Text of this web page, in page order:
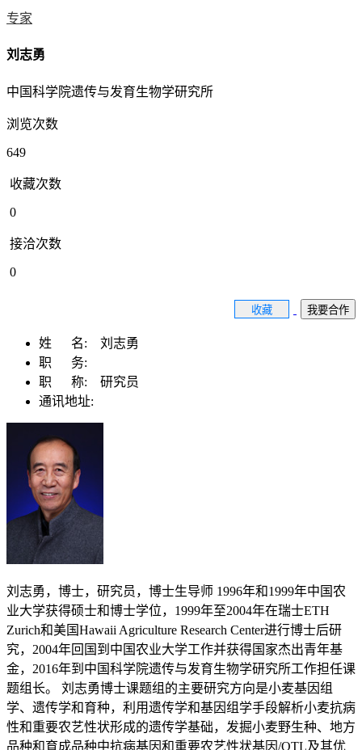
专家
刘志勇
中国科学院遗传与发育生物学研究所
浏览次数
649
收藏次数
0
接洽次数
0
收藏 我要合作
姓 名: 刘志勇
职 务:
职 称: 研究员
通讯地址:
刘志勇，博士，研究员，博士生导师 1996年和1999年中国农业大学获得硕士和博士学位，1999年至2004年在瑞士ETH Zurich和美国Hawaii Agriculture Research Center进行博士后研究，2004年回国到中国农业大学工作并获得国家杰出青年基金，2016年到中国科学院遗传与发育生物学研究所工作担任课题组长。 刘志勇博士课题组的主要研究方向是小麦基因组学、遗传学和育种，利用遗传学和基因组学手段解析小麦抗病性和重要农艺性状形成的遗传学基础，发掘小麦野生种、地方品种和育成品种中抗病基因和重要农艺性状基因/QTL及其优异等位变异，进行种质创新和新品种培育。主要研究内容： 1.小麦抗病基因发掘、精细定位和图位克隆 小麦锈病（条锈病、叶锈病）、白粉病和叶枯病是严重危害小麦生产的重要病害。课题组收集国内外的小麦野生种、地方品种和育成品种，进行系统的抗病性鉴定和遗传分析，利用分子标记定位种质资源中的抗病基因。利用比较基因组学手段，应用高通量SNP分析和下一代测序手段对抗病基因进行精细定位和图位克隆，旨在解析小麦对重要真菌性病害的抗性遗传和分子机理，研究小麦抗病基因的遗传进化和变异机制，开发抗病基因功能标记应用于小麦分子育种。 2.小麦重要农艺性状基因/QTL定位、精细定位和图位克隆 小麦产量构成因素、株型（株高、叶片形态、茎杆质地等）和抗逆性（根系性状）是影响小麦产量的重要农艺性状。课题组以小麦遗传群体和自然群体为材料，利用高通量SNP分析和下一代测序技术进行遗传作图，对控制重要农艺性状的基因/QTL进行定位、精细定位和图位克隆，应用于小麦产量潜力的遗传改良和分子育种。 3.小麦种质创新和新品种培育 综合利用常规育种和分子育种技术手段，创制和培育适于我国小麦主产区的高产、抗病、抗逆、节水种质资源和新品种。 4.短柄草研究 以短柄草为对象，开展抗大麦条纹花叶病毒（BSMV）基因克隆及其与BSMV互作研究。育成品种： 小麦新品种“农大1108”（豫审麦2012004号）主要育种人（第二完成人） 小麦新品种“农大399”（冀审麦2012004号）主要育种人（第二完成人） 小麦新品种“农大408”（京审麦2010001号）主要育种人（第二完成人） 小麦新品种“农大多系1号”（京审麦2008003号）主要育种人（第二完成人） 小麦新品种“农大413”（京审麦2007003号）主要育种人（第二完成人） 小麦新品种“农大318”（津审麦2006002号）主要育种人（第二完成人）获得奖励： 小麦抗病优质多样化基因资源发掘、创新和利用。2015年度，国家科学技术进步二等奖（第二完成人） 小麦锈病和白粉病多样化抗源发掘、创新和利用。2010年度，教育部科技进步一等奖（第二完成人）主要论文：（*通讯作者）Shengnan Zhai, Zhonghu He, Weie Wen, Hui Jin, Jindong Liu, Yong Zhang, ZhiyongLiu, Xianchun Xia (2016) Genome-wide linkage mapping of flour color？related traits and polyphenol oxidase activity in common wheat. Theor Appl Genet 129:377-394Meiyan Liu, Lei Lei, Carol Powers, ZhiyongLiu, Kimberly G. Campbell, Xianming Chen, Robert L. Bowden, Brett F. Carver, Liuling Yan (2016) TaXA21-A1 on chromosome 5AL is associated with resistance to multiple pests in wheat. Theor Appl Genet 129:345-355Ping Lu, Yong Liang, Delin Li, Zhengzhong Wang, Wenbin Li, Guoxin Wang, Yong Wang, Shenghui Zhou, Qiuhong Wu, Jingzhong Xie, Deyun Zhang, Yongxing Chen, Miaomiao Li, Yan Zhang, Qixin Sun, ChengguiHan, ZhiyongLiu* (2016) Fine genetic mapping of spot blotch resistance gene Sb3 in wheat (Triticumaestivum). Theor Appl Genet 129:577-589Qiuhong Wu, Yongxing Chen, Lin Fu, Shenghui Zhou, Jiaojiao Chen, Xiaojie Zhao, Dong Zhang, Shuhong Ouyang, Zhenzhong Wang, Dan Li, Guoxin Wang, Deyun Zhang, Chengguo Yuan Lixin Wang, Mingshan You, Jun Han, ZhiyongLiu* (2016) QTL mapping of flag leaf traits in common wheat using an integrated high-density SSR and SNP genetic linkage map. Euphytica 208:337-351Ping Lu, Jinxia Qin, Guoxin Wang, Lili Wang, Zhenzhong Wang, Qiuhong Wu, Jingzhong Xie, Yong Liang, Yong Wang, Deyun Zhang, Qixin Sun, ZhiyongLiu* (2015) Comparative fine mapping of the Wax 1 (W1) locus in hexaploid wheat. Theor Appl Genet 128(8):1595-1603Yong Liang, De-Yun Zhang, Shuhong Ouyang, Jingzhong Xie, Qiuhong Wu, Zhenzhong Wang, Yu Cui, Ping Lu, Dong Zhang, Zi-Ji Liu, Jie Zhu, Yong-Xing Chen, Yan Zhang, Ming-Cheng Luo, Jan Dvorak, Naxin Huo,Qixin Sun, Yong-Qiang Gu, ZhiyongLiu* (2015) Dynamic evolution of resistance gene analogs in the orthologous genomic regions of powdery mildew resistance gene MlIW170 in Triticumdicoccoidesand Aegilopstauschii. Theor Appl Genet 128(8):1617-1629Zhenzhong Wang, Hanwen Li, Deyun Zhang, Li Guo, Jiaojiao Chen, Yongxing Chen, Qiuhong Wu, Jingzhong Xie, Yan Zhang, Qixin Sun, Jan Dvorak, Ming-Cheng Luo, ZhiyongLiu* (2015) Genetic and physical mapping of powdery mildew resistance gene MlHLT in Chinese wheat landrace Hulutou. Theor Appl Genet 128:365-373Qiu-Hong Wu, Yong-Xing Chen, Sheng-Hui Zhou, Lin Fu, Jiao-Jiao Chen, Yao Xiao, Dong Zhang, Shu-Hong Ouyang, Xiao-Jie Zhao, Yu Cui, De-Yun Zhang, Yong Liang, Zhen-Zhong Wang, Jing-Zhong Xie, Jin-Xia Qin, Guo-Xin Wang, De-Lin Li, Yin-Lian Huang, Mei-Hua Yu, Ping Lu, Li-Li Wang, Ling Wang, Hao Wang, Chen Dang, Jie Li, Yan Zhang, Hui-Ru Peng, Cheng-Guo Yuan, Ming-Shan You, Qi-Xin Sun, Ji-RuiWang, Li-Xin Wang, Ming-Cheng Luo, Jun Han, Zhi-Yong Liu* (2015) High-density linkage map construction and QTL mapping of grain shape and size in the wheat population Yanda1817 × Beinong6.PloS ONE,10(2): e0118144Dong Zhang, Shuhong Ouyang, Lili Wang, Yu Cui, Qiuhong Wu, Yong Liang, Zhenzhong Wang, Jingzhong Xie, Deyun Zhang, Yong Wang, Yongxing Chen, and ZhiyongLiu* (2015) Comparative genetic mapping revealed powdery mildew resistance gene MlWE4 derived from wild emmer is located in same genomic region of Pm36 and Ml3D232 on chromosome 5BL. Journal of Integrative Agriculture 14:603-609Shuhong Ouyang, Dong Zhang, Jun Han, Xiaojie Zhao, Yu Cui, Wei Song, Naxin Huo, Yong Liang, Jingzhong Xie, Zhenzhong Wang, Qiuhong Wu, Yongxing Chen, Ping Lu, Deyun Zhang, Lili Wang, Hua Sun, TsominYang, Gabriel Keeble-Gagnere, Rudi Appels, Jaroslav Dole？el, Hong-Qing Ling, Mingcheng Luo, Yongqiang Gu, Qixin Sun, ZhiyongLiu* (2014) Fine genetic mapping and toward physical mapping of powdery mildew resistance gene MlIW172 originating from wild emmer (Triticumdicoccoides). PLoS ONE 9(6): e100160.Zhenzhong Wang, Yu Cui, Yongxing Chen, Deyun Zhang, Yong Liang, Dong Zhang, Qiuhong Wu, Jingzhong Xie, Shuhong Ouyang, Delin Li, Yinlian Huang, Ping Lu, Guoxin Wang, Meihua Yu, Shenghui Zhou, QixinSun, ZhiyongLiu* (2014) Comparative genetic mapping and genomic region collinearity analysis of the powdery mildew resistance gene Pm41.Theor Appl. Genet. 127:1741-1751Jingting Li, Zhenzhong Wang, Huiru Peng, ZhiyongLiu* (2014) A MITE insertion into the 3′-UTR regulates the transcription of TaHSP16.9 in common wheat. The Crop Journal 2:381-387Haibin Wu, Jinxia Qin, Jun Han, Xiaojie Zhao, Shuhong Ouyang, Yong Liang, Dong Zhang, Zhenzhong Wang, Qiuhong Wu, Jingzhong Xie, Yu Cui, Huiru Peng, Qixin Sun, ZhiyongLiu* (2013) Comparative High-Resolution Mapping of the Wax Inhibitors Iw1 and Iw2 in Hexaploid Wheat. PLoS ONE 8(12): e84691.Li L, D Li, S Liu, X Ma, CR Dietrich, HC Hu, G Zhang, Z Liu, J Zheng, G Wang, PS Schnable (2013) The maize glossy13 gene, cloned via BSR-Seq and Seq-Walking encodes a putative ABC transporter required for the normal accumulation of epicuticular waxes. Plos One 8(12): e82333. doi:10.1371/journal.pone.0082333Ziji Liu, Jie Zhu, Yu Cui, Yong Liang, Haibin Wu, Wei Song, Qing Liu, Tsomin Yang, Qixin Sun, ZhiyongLiu* (2012) Identification and Comparative Mapping of a Powdery Mildew Resistance Gene Derived from Wild Emmer (Triticumturgidum var. dicoccoides) on Chromosome 2BS. Theor Appl. Genet 124:1041-1049Yu Cui, Mi Yeon Lee, Naxin Huo, Jennifer Bragg, Lijie Yan, Cheng Yuan, Cui Li, Sara J. Holditch, Jingzhong Xie, Ming-Cheng Luo, Dawei Li, Jialin Yu, Joel Martin, Wendy Schackwitz, Yong Qiang Gu, John P. Vogel, Andrew O. Jackson*ZhiyongLiu*, and David F. Garvin (2012) Fine mapping of the Bsr1 barley stripe mosaic virus resistance gene in the model grass Brachypodiumdistachyon. Plos One 7(6): e38333.Mi Yeon Lee1, Lijie Yan, Florien A. Gorter, Brian Y.T Kim, Yu Cui, Yue Hu, Cheng Yuan, Jessica Grindheim, Uma Ganesan, ZhiyongLiu, Chenggui Han, Jialin Yu, Dawei Li and Andrew O. Jackson (2012) A pathogenicity determinant overcoming Brachypodiumdistachyon Bd3-1 resistance resides in the Triple Gene Block 1 movement protein of the Norwich strain of Barley stripe mosaic virus. J. ofGeneral Virology 93:2529-2756Tilin Fang, Kimberly G. Campbell, ZhiyongLiu, Xianming Chen, Anmin Wan, Shan Li, Ziji Liu, Shuanghe Cao, Yihua Chen, Robert L. Bowden, Brett F. Carver, and Liuling Yan (2011) Stripe rust resistance in the wheat cultivar Jagger is due to Yr17 and a novel resistance gene. Crop Science 51: 6: 2455-2465Cheng Yuan, Cui Li, Lijie Yan, Andrew O Jackson, ZhiyongLiu, Chenggui Han, Jialin Yu, Dawei Li (2011) A high throughput Barley Stripe Mosaic Virus vector for virus induced gene silencing in monocots and dicots. PLoS ONE 6(10): e26468.Hongtao Zhang, Haiying Guan, Jingting Li, Chaojie Xie, Xiayu Duan, Yilin Zhou, Tsomin Yang, Qixin Sun, ZhiyongLiu* (2010) Genetic and comparative genomics mapping reveals that a powdery mildew resistance gene Ml3D232originating from wild emmer co-segregates with an NBS-LRR analog in common wheat (Triticumaestivum L.). Theor Appl. Genet. 121:1613-1621The International Brachypodium Initiative (2010) Genome sequencing and analysis of the model grass Brachypodiumdistachyon. Nature 463:763-768Andrea L. Blas, Ray Ming, ZhiyongLiu, Olivia J. Veatch, Robert E. Paull, Paul H. Moore, Qingyi Yu (2010) Cloning of papaya chromoplast specific lycopene β-cyclase, CpCYC-b, controlling fruit flesh color revealed conservedmicrosynteny and a recombination hotspot. Plant Physiology 152:2013-2020Yanjie Wang, Huiru Peng, Gang Liu, Chaojie Xie, Zhongfu Ni, Tsomin Yang, ZhiyongLiu and Qixin Sun (2010) Identification and molecular mapping of a leaf rust resistance gene in spelt wheat landraceAltgold.Euphytica 174:371-375Genqiao Li, Tilin Fang, Hongtao Zhang, Chaojie Xie, Hongjie Li, Tsomin Yang, Eviatar Nevo, Tzion Fahima, Qixin Sun, ZhiyongLiu* (2009) Molecular identification of a new powdery mildew resistance gene Pm41on chromosome 3BL derived from wild emmer (Triticumturgidumvar.dicoccoides). Theor Appl Genet 119:531-539Wei Hua, Ziji Liu, Jie Zhu, Chaojie Xie, Tsomin Yang, Yilin Zhou, Xiayu Duan, Qixin Sun, ZhiyongLiu* (2009) Identification and genetic mapping of pm42, a new recessive wheat powdery mildew resistance gene derived from wild emmer (Triticumturgidumvar.dicoccoides). Theor Appl Genet 119:223-230Wei Song, Chaojie Xie, Jinkun Du, Hao Xie, Qing Liu, Zhongfu Ni, Tsomin Yang, Qixin Sun, ZhiyongLiu* (2009) A‘one-marker-for-two-genes’ approach for efficient molecular discrimination of Pm12 and Pm21 conferring resistance to powdery mildew in wheat. Molecular Breeding 23:357-363Hua W, Soltanloo H., Lu, J, Puchalski B, Frick M, Liu ZY, Laroche A, Gaudet D (2008) Expression of defence-related genes in wheat carrying Lr34/Yr18 genes for adult plant resistance to leaf rust. Canadian Journal of plant pathology 30:368-369Xiaoling Ji, Chaojie Xie, Zhongfu Ni, Tsomin Yang, Eviatar Nevo, Tzion Fahima, ZhiyongLiu, Qixin Sun (2007) Identification and genetic mapping of a powdery mildew resistance gene in wild emmer (Triticum dicoccoides) accession IW72 from Is